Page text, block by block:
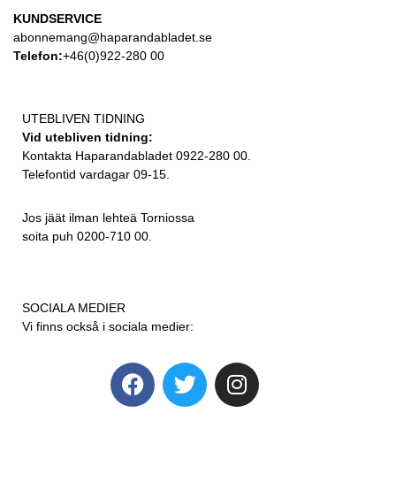
KUNDSERVICE
abonnemang@haparandabladet.se
Telefon:+46(0)922-280 00
UTEBLIVEN TIDNING
Vid utebliven tidning:
Kontakta Haparandabladet 0922-280 00.
Telefontid vardagar 09-15.
Jos jäät ilman lehteä Torniossa
soita puh 0200-710 00.
SOCIALA MEDIER
Vi finns också i sociala medier: